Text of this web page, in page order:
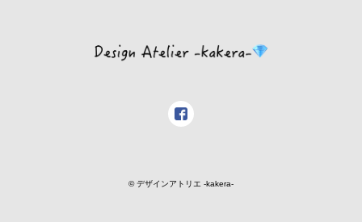
© デザインアトリエ -kakera-